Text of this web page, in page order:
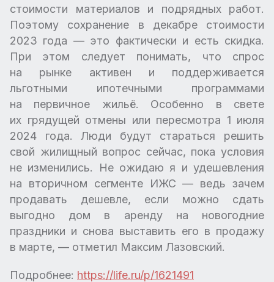
стоимости материалов и подрядных работ.
Поэтому сохранение в декабре стоимости
2023 года — это фактически и есть скидка.
При этом следует понимать, что спрос
на рынке активен и поддерживается
льготными ипотечными программами
на первичное жильё. Особенно в свете
их грядущей отмены или пересмотра 1 июля
2024 года. Люди будут стараться решить
свой жилищный вопрос сейчас, пока условия
не изменились. Не ожидаю я и удешевления
на вторичном сегменте ИЖС — ведь зачем
продавать дешевле, если можно сдать
выгодно дом в аренду на новогодние
праздники и снова выставить его в продажу
в марте, — отметил Максим Лазовский.
Подробнее: https://life.ru/p/1621491